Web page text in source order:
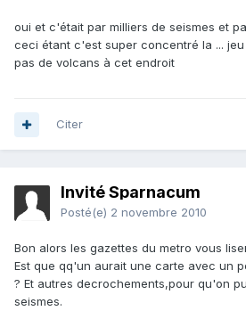
oui et c'était par milliers de seismes et
ceci étant c'est super concentré la ...
pas de volcans à cet endroit
Citer
Invité Sparnacum
Posté(e) 2 novembre 2010
Bon alors les gazettes du metro vous
Est que qq'un aurait une carte avec un
? Et autres decrochements,pour qu'on
seismes.